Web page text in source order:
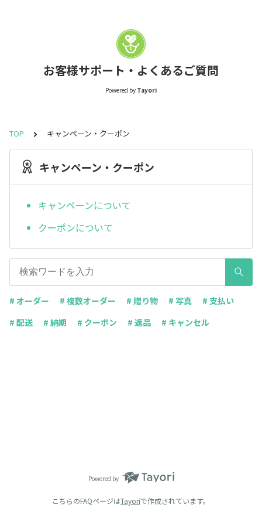
お客様サポート・よくあるご質問
Powered by Tayori
TOP キャンペーン・クーポン
キャンペーン・クーポン
キャンペーンについて
クーポンについて
# オーダー # 複数オーダー # 贈り物 # 写真
# 支払い
# 配送
# 納期 # クーポン # 返品 # キャンセル
Powered by
こちらのFAQページはTayoriで作成されています。